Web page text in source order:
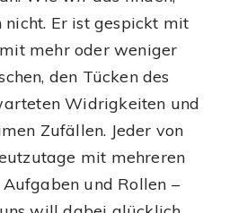
nicht. Er ist gespickt mit
mehr oder weniger
den Tücken des
Widrigkeiten und
Zufällen. Jeder von
mit mehreren
und Rollen –